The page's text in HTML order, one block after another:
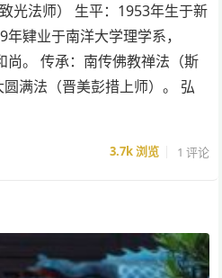
光法师） 生平：1953年生于新
肄业于南洋大学理学系，
尚。 传承：南传佛教禅法（斯
满法（晋美彭措上师）。 弘
3.7k浏览 1 评论